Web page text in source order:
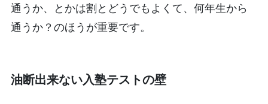
通うか、とかは割とどうでもよくて、何年生から
通うか？のほうが重要です。
油断出来ない入塾テストの壁